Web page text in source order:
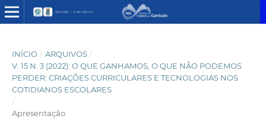
INÍCIO / ARQUIVOS /
V. 15 N. 3 (2022): O QUE GANHAMOS, O QUE NÃO PODEMOS
PERDER: CRIAÇÕES CURRICULARES E TECNOLOGIAS NOS
COTIDIANOS ESCOLARES
/
Apresentação